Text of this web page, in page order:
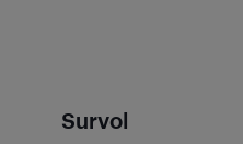
Survol